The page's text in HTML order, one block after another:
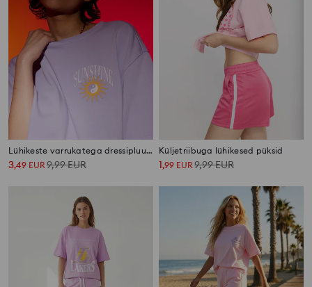
Lühikeste varrukatega dressipluus seljaprindiga
3,49 EUR9,99EUR
Küljetriibuga lühikesed püksid
1,99 EUR9,99EUR